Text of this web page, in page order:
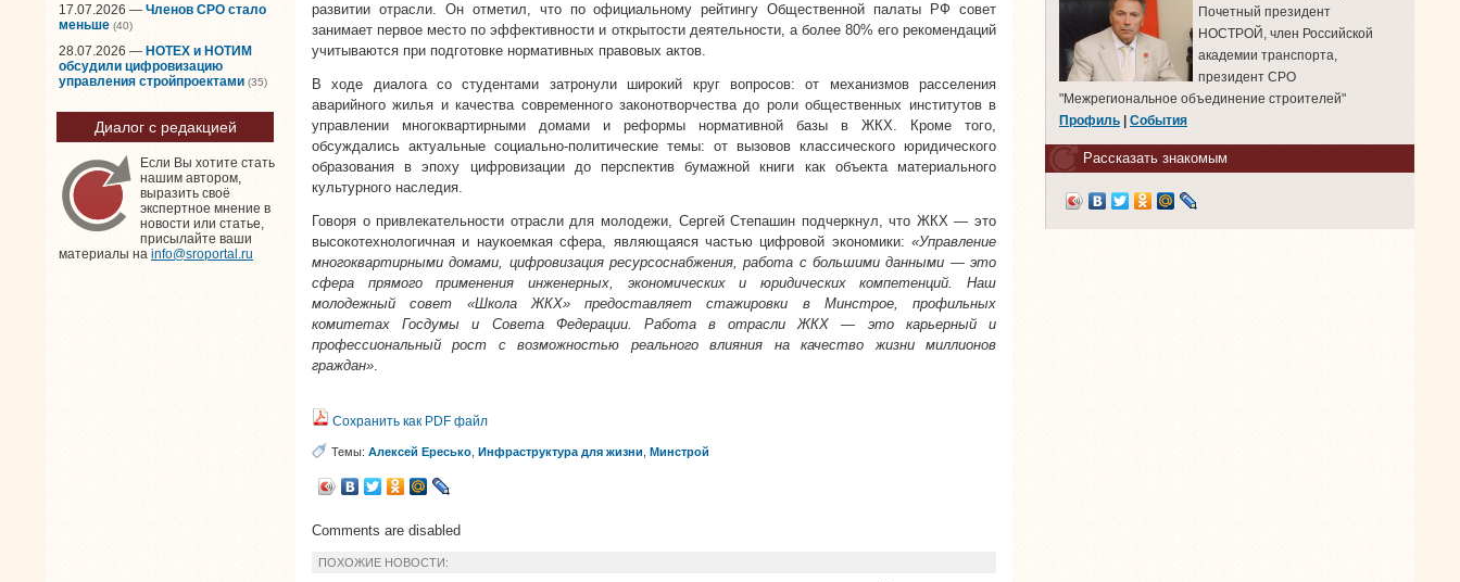
17.07.2026 — Членов СРО стало
меньше (40)
28.07.2026 — НОТЕХ и НОТИМ
обсудили цифровизацию
управления стройпроектами (35)
Диалог с редакцией
Если Вы хотите стать
нашим автором,
выразить своё
экспертное мнение в
новости или статье,
присылайте ваши
материалы на info@sroportal.ru
развитии отрасли. Он отметил, что по официальному рейтингу Общественной палаты РФ совет
занимает первое место по эффективности и открытости деятельности, а более 80% его рекомендаций
учитываются при подготовке нормативных правовых актов.
В ходе диалога со студентами затронули широкий круг вопросов: от механизмов расселения
аварийного жилья и качества современного законотворчества до роли общественных институтов в
управлении многоквартирными домами и реформы нормативной базы в ЖКХ. Кроме того,
обсуждались актуальные социально-политические темы: от вызовов классического юридического
образования в эпоху цифровизации до перспектив бумажной книги как объекта материального
культурного наследия.
Говоря о привлекательности отрасли для молодежи, Сергей Степашин подчеркнул, что ЖКХ — это
высокотехнологичная и наукоемкая сфера, являющаяся частью цифровой экономики: «Управление
многоквартирными домами, цифровизация ресурсоснабжения, работа с большими данными — это
сфера прямого применения инженерных, экономических и юридических компетенций. Наш
молодежный совет «Школа ЖКХ» предоставляет стажировки в Минстрое, профильных
комитетах Госдумы и Совета Федерации. Работа в отрасли ЖКХ — это карьерный и
профессиональный рост с возможностью реального влияния на качество жизни миллионов
граждан».
Сохранить как PDF файл
Темы: Алексей Ересько Инфраструктура для жизни Минстрой
Comments are disabled
ПОХОЖИЕ НОВОСТИ:
Почетный президент
НОСТРОЙ, член Российской
академии транспорта,
президент СРО
"Межрегиональное объединение строителей"
Профиль
События
Рассказать знакомым